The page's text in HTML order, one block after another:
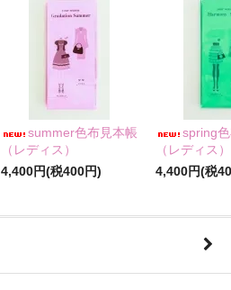
summer色布見本帳
（レディス）
4,400円(税400円)
spring
（レディス）
4,400円(税